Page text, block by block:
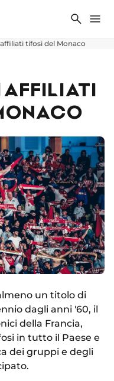
Ricerca
tifosi del Monaco
AFFILIATI
un titolo di
dagli anni '60, il
della Francia,
in tutto il Paese e
dei gruppi e degli